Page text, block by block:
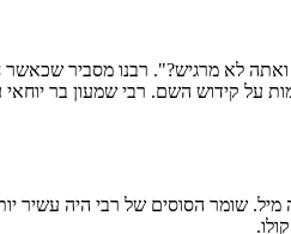
לא מרגיש?". רבנו מסביר שכאשר
על קידוש השם. רבי שמעון בר
מיל. שומר הסוסים של רבי היה עשיר